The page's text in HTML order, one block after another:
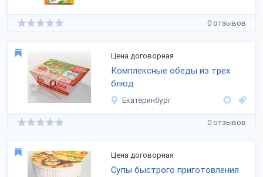
0 отзывов
Цена договорная
Комплексные обеды из трех
блюд
Екатеринбург
0 отзывов
Цена договорная
Супы быстрого приготовления